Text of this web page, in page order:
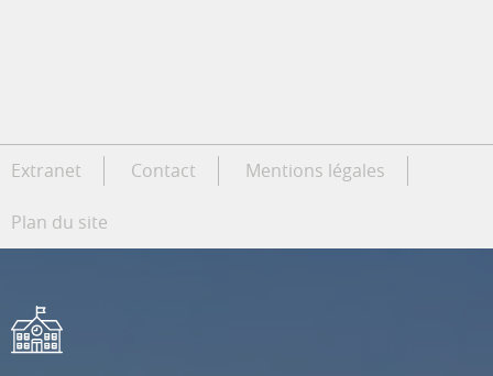
Extranet Contact Mentions légales
Plan du site